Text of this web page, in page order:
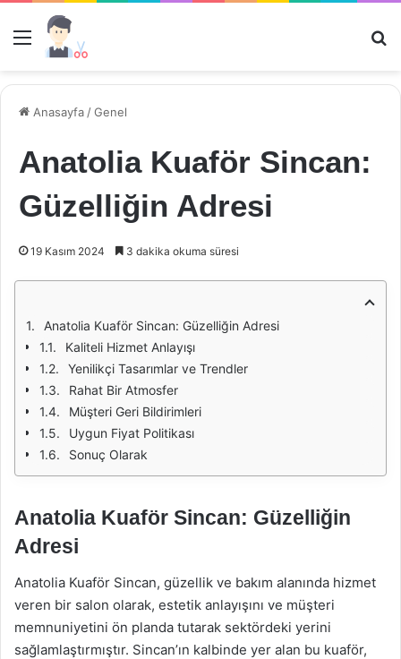
Menü
Anasayfa /Genel
Anatolia Kuaför Sincan:
Güzelliğin Adresi
19 Kasım 2024 3 dakika okuma süresi
Anatolia Kuaför Sincan: Güzelliğin Adresi
Kaliteli Hizmet Anlayışı
Yenilikçi Tasarımlar ve Trendler
Rahat Bir Atmosfer
Müşteri Geri Bildirimleri
Uygun Fiyat Politikası
Sonuç Olarak
Anatolia Kuaför Sincan: Güzelliğin
Adresi
Anatolia Kuaför Sincan, güzellik ve bakım alanında hizmet
veren bir salon olarak, estetik anlayışını ve müşteri
memnuniyetini ön planda tutarak sektördeki yerini
sağlamlaştırmıştır. Sincan’ın kalbinde yer alan bu kuaför,